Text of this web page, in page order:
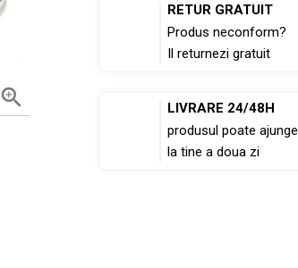

RETUR GRATUIT
Produs neconform?
Il returnezi gratuit
LIVRARE 24/48H
produsul poate ajunge
la tine a doua zi